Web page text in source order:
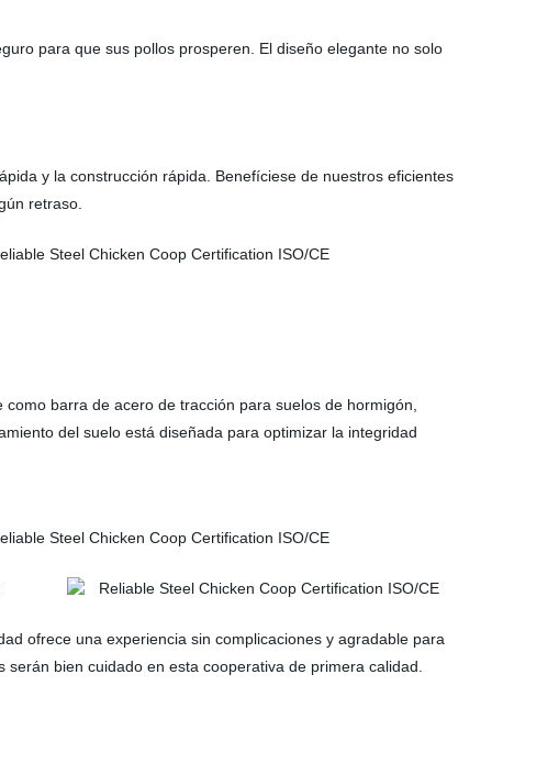
para que sus pollos prosperen. El diseño elegante no solo
y la construcción rápida. Benefíciese de nuestros eficientes
retraso.
barra de acero de tracción para suelos de hormigón,
del suelo está diseñada para optimizar la integridad
ofrece una experiencia sin complicaciones y agradable para
bien cuidado en esta cooperativa de primera calidad.